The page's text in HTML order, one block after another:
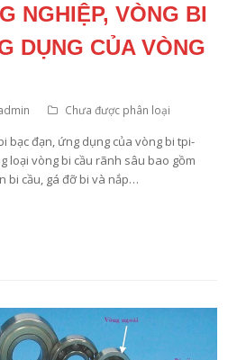
NGHIỆP, VÒNG BI
DỤNG CỦA VÒNG
Chưa được phân loại
bạc đạn, ứng dụng của vòng bi tpi-
loại vòng bi cầu rãnh sâu bao gồm
bi cầu, gá đỡ bi và nắp…